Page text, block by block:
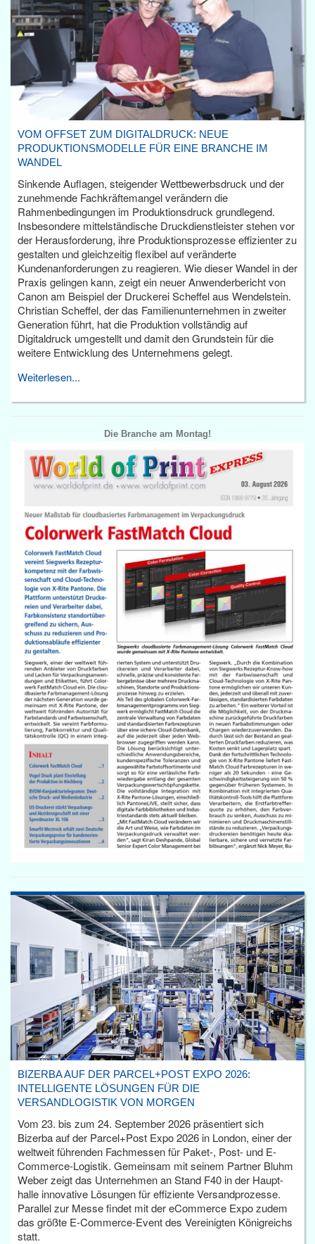
VOM OFFSET ZUM DIGITALDRUCK: NEUE
PRODUKTIONSMODELLE FÜR EINE BRANCHE IM
WANDEL
Sinkende Auflagen, steigender Wettbewerbsdruck und der
zunehmende Fachkräftemangel verändern die
Rahmenbedingungen im Produktionsdruck grundlegend.
Insbesondere mittelständische Druckdienstleister stehen vor
der Herausforderung, ihre Produktionsprozesse effizienter zu
gestalten und gleichzeitig flexibel auf veränderte
Kundenanforderungen zu reagieren. Wie dieser Wandel in der
Praxis gelingen kann, zeigt ein neuer Anwenderbericht von
Canon am Beispiel der Druckerei Scheffel aus Wendelstein.
Christian Scheffel, der das Familienunternehmen in zweiter
Generation führt, hat die Produktion vollständig auf
Digitaldruck umgestellt und damit den Grundstein für die
weitere Entwicklung des Unternehmens gelegt.
Weiterlesen...
Die Branche am Montag!
BIZERBA AUF DER PARCEL+POST EXPO 2026:
INTELLIGENTE LÖSUNGEN FÜR DIE
VERSANDLOGISTIK VON MORGEN
Vom 23. bis zum 24. September 2026 präsentiert sich
Bizerba auf der Parcel+Post Expo 2026 in London, einer der
weltweit führenden Fachmessen für Paket-, Post- und E-
Commerce-Logistik. Gemeinsam mit seinem Partner Bluhm
Weber zeigt das Unternehmen an Stand F40 in der Haupt­
halle innovative Lösungen für effiziente Versandprozesse.
Parallel zur Messe findet mit der eCommerce Expo zudem
das größte E-Commerce-Event des Vereinigten Königreichs
statt.